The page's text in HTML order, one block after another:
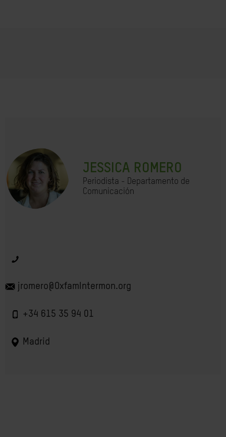
JESSICA ROMERO
Periodista - Departamento de
Comunicación
jromero@OxfamIntermon.org
+34 615 35 94 01
Madrid